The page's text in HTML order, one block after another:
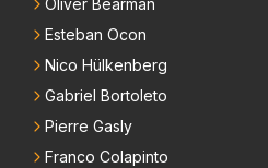
Oliver Bearman
Esteban Ocon
Nico Hülkenberg
Gabriel Bortoleto
Pierre Gasly
Franco Colapinto